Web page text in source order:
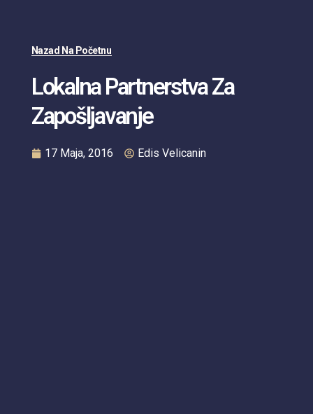
Nazad Na Početnu
Lokalna Partnerstva Za
Zapošljavanje
17 Maja, 2016 Edis Velicanin